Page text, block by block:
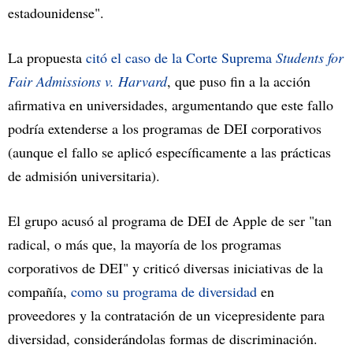
estadounidense".
La propuesta citó el caso de la Corte Suprema Students for
Fair Admissions v. Harvard, que puso fin a la acción
afirmativa en universidades, argumentando que este fallo
podría extenderse a los programas de DEI corporativos
(aunque el fallo se aplicó específicamente a las prácticas
de admisión universitaria).
El grupo acusó al programa de DEI de Apple de ser "tan
radical, o más que, la mayoría de los programas
corporativos de DEI" y criticó diversas iniciativas de la
compañía, como su programa de diversidad en
proveedores y la contratación de un vicepresidente para
diversidad, considerándolas formas de discriminación.